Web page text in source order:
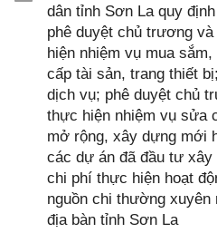
dân tỉnh Sơn La quy
phê duyệt chủ trương
hiện nhiệm vụ mua
cấp tài sản, trang thiết
dịch vụ; phê duyệt chủ
thực hiện nhiệm vụ sửa
mở rộng, xây dựng mới
các dự án đã đầu tư
chi phí thực hiện hoạt
nguồn chi thường
địa bàn tỉnh Sơn La